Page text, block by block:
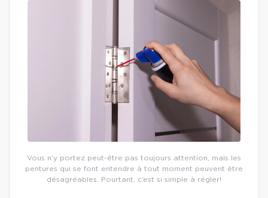
Vous n’y portez peut-être pas toujours attention, mais les
pentures qui se font entendre à tout moment peuvent être
désagréables. Pourtant, c’est si simple à régler!